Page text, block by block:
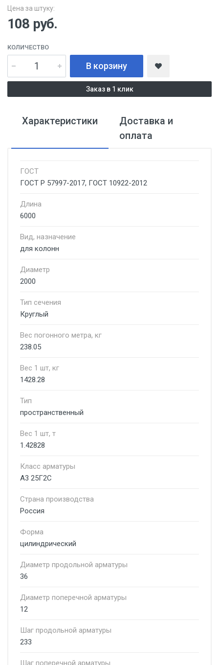
Цена за штуку:
108 руб.
КОЛИЧЕСТВО
В корзину
Заказ в 1 клик
Характеристики
Доставка и
оплата
ГОСТ
ГОСТ Р 57997-2017, ГОСТ 10922-2012
Длина
6000
Вид, назначение
для колонн
Диаметр
2000
Тип сечения
Круглый
Вес погонного метра, кг
238.05
Вес 1 шт, кг
1428.28
Тип
пространственный
Вес 1 шт, т
1.42828
Класс арматуры
А3 25Г2С
Страна производства
Россия
Форма
цилиндрический
Диаметр продольной арматуры
36
Диаметр поперечной арматуры
12
Шаг продольной арматуры
233
Шаг поперечной арматуры